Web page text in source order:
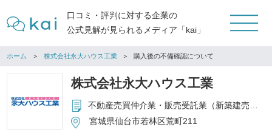
口コミ・評判に対する企業の
公式見解が見られるメディア「kai」
ホーム 株式会社永大ハウス工業 購入後の不備確認について
株式会社永大ハウス工業
不動産売買仲介業・販売受託業（新築建売等の販売代理）・不動産販売業（物件の買取・販売）
宮城県仙台市若林区荒町211